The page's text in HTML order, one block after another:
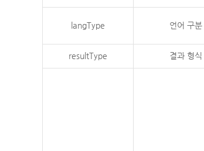
langType 언어 구분
resultType 결과 형식